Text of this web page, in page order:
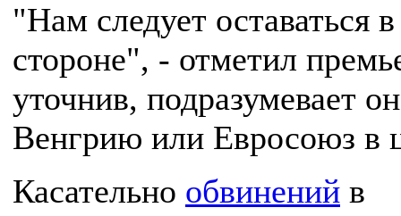
"Нам следует оставаться в
стороне", - отметил
уточнив, подразумевает он
Венгрию или Евросоюз в
Касательно обвинений в